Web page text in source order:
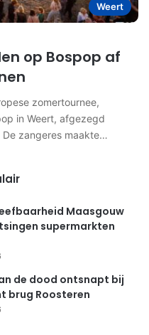
Weert
op Bospop af
zomertournee,
in Weert, afgezegd
zangeres maakte…
Maasgouw
supermarkten
de dood ontsnapt bij
brug Roosteren